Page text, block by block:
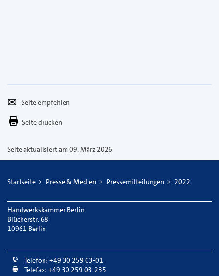
empfehlen
Per
E-
versenden
Seite drucken
Seite aktualisiert am 09. März 2026
Startseite Presse & Medien Pressemitteilungen 2022
Handwerkskammer Berlin
Blücherstr. 68
10961 Berlin
Telefon: +49 30 259 03-01
Telefax: +49 30 259 03-235